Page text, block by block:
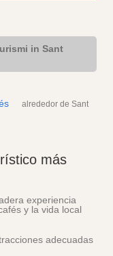
in Sant
alrededor de Sant
más
experiencia
y la vida local
adecuadas